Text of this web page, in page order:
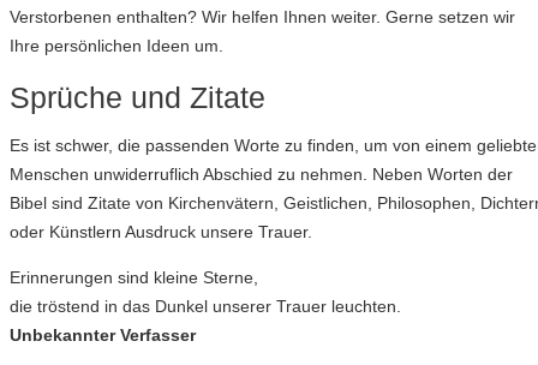
Verstorbenen enthalten? Wir helfen Ihnen weiter. Gerne setzen wir
Ihre persönlichen Ideen um.
Sprüche und Zitate
Es ist schwer, die passenden Worte zu finden, um von einem
Menschen unwiderruflich Abschied zu nehmen. Neben Worten der
Bibel sind Zitate von Kirchenvätern, Geistlichen, Philosophen,
oder Künstlern Ausdruck unsere Trauer.
Erinnerungen sind kleine Sterne,
die tröstend in das Dunkel unserer Trauer leuchten.
Unbekannter Verfasser